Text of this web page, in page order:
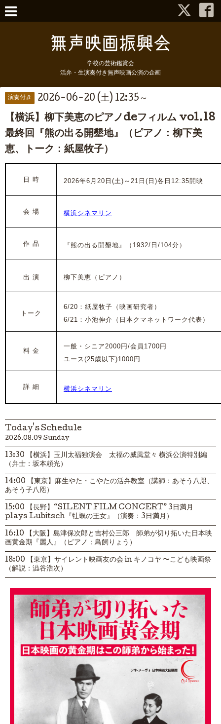
学校の芸術鑑賞会
活弁・生演奏付き無声映画公演の企画
演奏付き 2026-06-20 (土) 12:35～
【横浜】柳下美恵のピアノdeフィルム vol.18
最終回『熊の出る開墾地』（ピアノ：柳下美
恵、トーク：紙屋牧子）
日 時 2026年6月20日(土)～21日(日)各日12:35開映
会 場 横浜シネマリン
作 品 『熊の出る開墾地』 （1932/日/104分）
出 演 柳下美恵（ピアノ）
トーク
6/20：紙屋牧子（映画研究者）
6/21：小池伸介（日本クマネットワーク代表）
料 金
一般・シニア2000円/会員1700円
ユース(25歳以下)1000円
詳 細 横浜シネマリン
Today's Schedule
2026.08.09 Sunday
13:30 【横浜】玉川太福独演会 太福の威風堂々 横浜公演特別編
（弁士：坂本頼光）
14:00 【東京】麻生やた・こやたの活弁教室（講師：あそう八咫、
あそう子八咫）
15:00 【長野】“SILENT FILM CONCERT” 3日満月
plays Lubitsch『牡蠣の王女』（演奏：3日満月）
16:10 【大阪】島津保次郎と吉村公三郎 師弟が切り拓いた日本映
画黄金期『麗人』（ピアノ：鳥飼りょう）
18:00 【東京】サイレント映画友の会 in キノコヤ 〜こども映画祭
（解説：澁谷浩次）